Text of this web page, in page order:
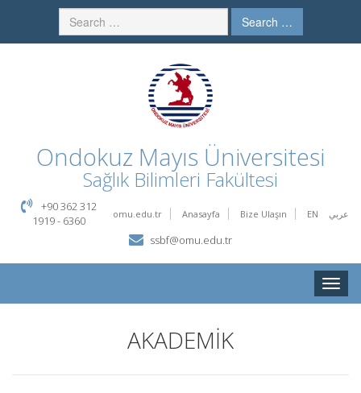
Search …
Ondokuz Mayıs Üniversitesi
Sağlık Bilimleri Fakültesi
omu.edu.tr Anasayfa Bize Ulaşın EN عربي
+90 362 312
1919 - 6360
ssbf@omu.edu.tr
Toggle
AKADEMİK